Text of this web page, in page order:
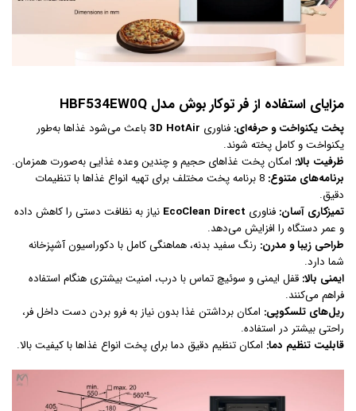
مزایای استفاده از فر توکار بوش مدل HBF534EW0Q
پخت یکنواخت و حرفه‌ای: فناوری 3D HotAirباعث می‌شود غذاها به‌طور
یکنواخت و کامل پخته شوند.
ظرفیت بالا: امکان پخت غذاهای حجیم و چندین وعده غذایی به‌صورت همزمان.
برنامه‌های متنوع:
8 برنامه پخت مختلف برای تهیه انواع غذاها با تنظیمات
دقیق.
تمیزکاری آسان: فناوری EcoClean Direct نیاز به نظافت دستی را کاهش داده
و عمر دستگاه را افزایش می‌دهد.
طراحی زیبا و مدرن: رنگ سفید بدنه، هماهنگی کامل با دکوراسیون آشپزخانه
شما دارد.
ایمنی بالا: قفل ایمنی و سوئیچ تماس با درب، امنیت بیشتری هنگام استفاده
فراهم می‌کنند.
ریل‌های تلسکوپی: امکان برداشتن غذا بدون نیاز به فرو بردن دست داخل فر،
راحتی بیشتر در استفاده.
قابلیت تنظیم دما: امکان تنظیم دقیق دما برای پخت انواع غذاها با کیفیت بالا.